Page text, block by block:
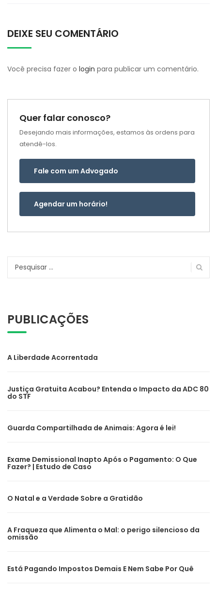
DEIXE SEU COMENTÁRIO
Você precisa fazer o login para publicar um comentário.
Quer falar conosco?
Desejando mais informações, estamos às ordens para
atendê-los.
Fale com um Advogado
Agendar um horário!
Pesquisar
PUBLICAÇÕES
A Liberdade Acorrentada
Justiça Gratuita Acabou? Entenda o Impacto da ADC 80
do STF
Guarda Compartilhada de Animais: Agora é lei!
Exame Demissional Inapto Após o Pagamento: O Que
Fazer? | Estudo de Caso
O Natal e a Verdade Sobre a Gratidão
A Fraqueza que Alimenta o Mal: o perigo silencioso da
omissão
Está Pagando Impostos Demais E Nem Sabe Por Quê